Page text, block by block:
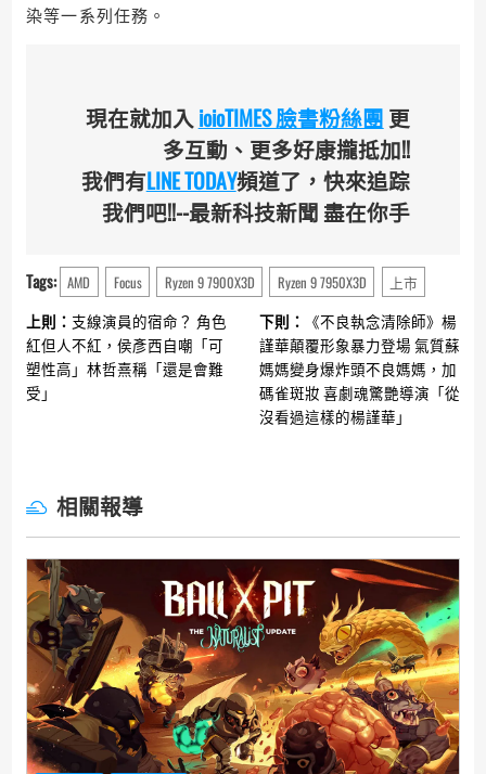
染等一系列任務。
現在就加入ioioTIMES 臉書粉絲團更
多互動、更多好康攏抵加!!
我們有LINE TODAY頻道了，快來追踪
我們吧!!--最新科技新聞 盡在你手
Tags: AMD Focus Ryzen 9 7900X3D Ryzen 9 7950X3D 上市
Continue
Reading
上則： 支線演員的宿命？ 角色
紅但人不紅，侯彥西自嘲「可
塑性高」林哲熹稱「還是會難
受」
下則： 《不良執念清除師》楊
謹華顛覆形象暴力登場 氣質蘇
媽媽變身爆炸頭不良媽媽，加
碼雀斑妝 喜劇魂驚艷導演「從
沒看過這樣的楊謹華」
相關報導